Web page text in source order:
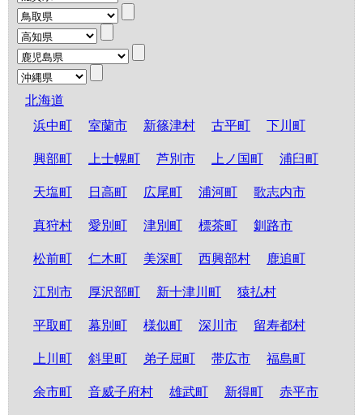
北海道
浜中町
室蘭市 新篠津村 古平町 下川町
興部町 上士幌町 芦別市 上ノ国町 浦臼町
天塩町 日高町 広尾町 浦河町 歌志内市
真狩村 愛別町 津別町 標茶町 釧路市
松前町 仁木町 美深町 西興部村 鹿追町
江別市 厚沢部町 新十津川町 猿払村
平取町 幕別町 様似町 深川市 留寿都村
上川町 斜里町 弟子屈町 帯広市 福島町
余市町 音威子府村 雄武町 新得町 赤平市